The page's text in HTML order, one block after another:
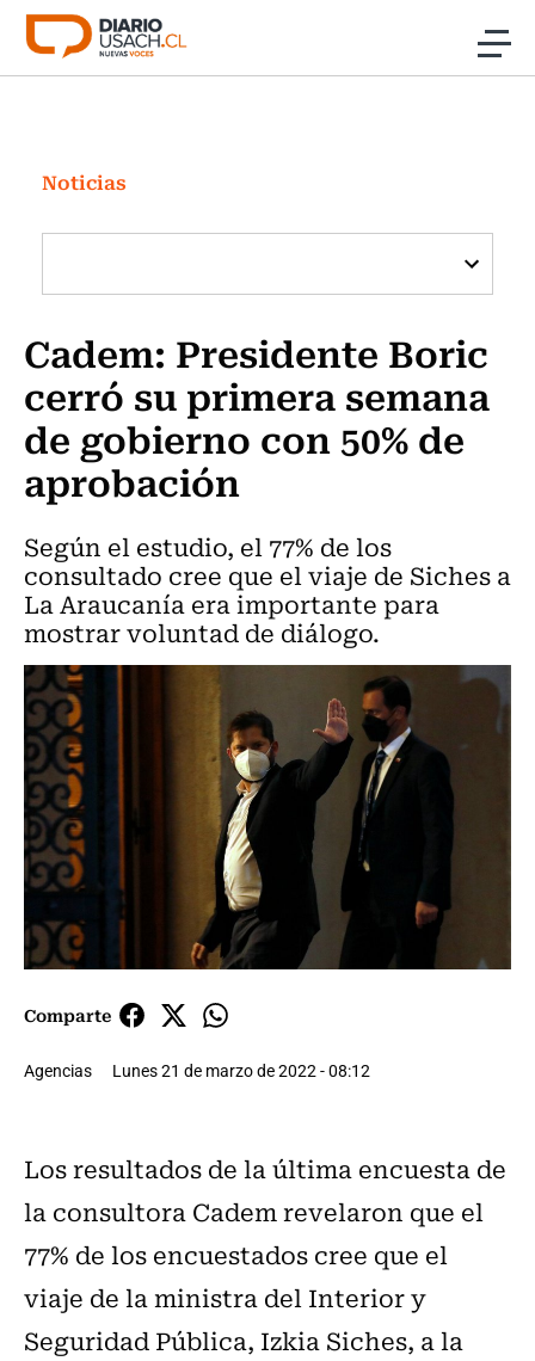
Click acá para ir directamente al contenido
Investigación
Cultura
Programas Radio y TV Usach
Noticias
Cadem: Presidente Boric
cerró su primera semana
de gobierno con 50% de
aprobación
Según el estudio, el 77% de los
consultado cree que el viaje de Siches a
La Araucanía era importante para
mostrar voluntad de diálogo.
Comparte
Agencias Lunes 21 de marzo de 2022 - 08:12
Los resultados de la última encuesta de
la consultora Cadem revelaron que el
77% de los encuestados cree que el
viaje de la ministra del Interior y
Seguridad Pública, Izkia Siches, a la